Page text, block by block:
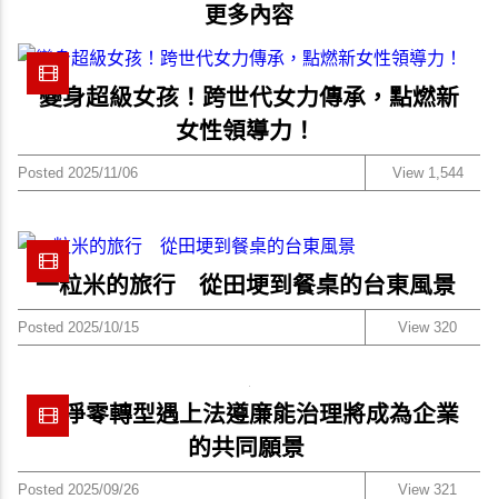
更多內容
變身超級女孩！跨世代女力傳承，點燃新
女性領導力！
Posted 2025/11/06 View 1,544
一粒米的旅行 從田埂到餐桌的台東風景
Posted 2025/10/15 View 320
當淨零轉型遇上法遵廉能治理將成為企業
的共同願景
Posted 2025/09/26 View 321